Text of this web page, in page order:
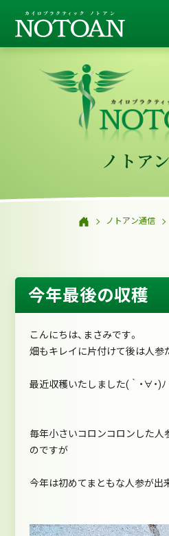
ノトア
ノトアン通信
今年最後の収穫
こんにちは、まさみです。
畑もキレイに片付けて後は人参
最近収穫いたしました(｀・∀・)ﾉ
毎年小さいコロンコロンした人
のですが